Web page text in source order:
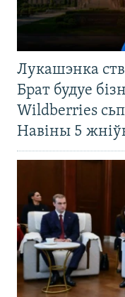
Лукашэнка
Брат будуе
Wildberries
Навіны 5